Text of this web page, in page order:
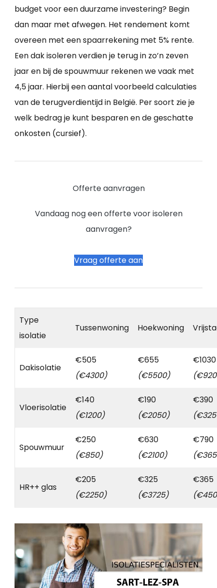
budget voor een duurzame investering? Begin
dan maar met afwegen. Het rendement komt
overeen met een spaarrekening met 5% rente.
Een dak isoleren verdien je terug in zo’n zeven
jaar en bij de spouwmuur rekenen we vaak met
4,5 jaar. Hierbij een aantal voorbeeld calculaties
van de terugverdientijd in België. Per soort zie je
welk bedrag je kunt besparen en de geschatte
onkosten (cursief).
Offerte aanvragen
Vandaag nog een offerte voor isoleren
aanvragen?
Vraag offerte aan
Type
isolatie
Tussenwoning Hoekwoning
Dakisolatie
€505
(€4300)
€655
(€5500)
€1030
Vloerisolatie
€140
(€1200)
€190
(€2050)
€390
Spouwmuur
€250
(€850)
€630
(€2100)
€790
HR++ glas
€205
(€2250)
€325
(€3725)
€365